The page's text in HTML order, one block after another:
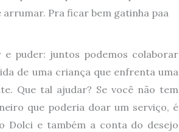
Pra ficar bem gatinha paa
e puder: juntos podemos colaborar
de uma criança que enfrenta uma
Que tal ajudar? Se você não tem
que poderia doar um serviço, é
Dolci e também a conta do desejo